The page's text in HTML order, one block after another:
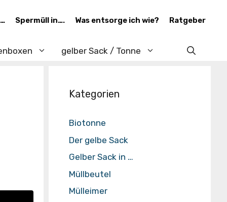
Spermüll in…. Was entsorge ich wie? Ratgeber
gelber Sack / Tonne
Kategorien
Biotonne
Der gelbe Sack
Gelber Sack in …
Müllbeutel
Mülleimer